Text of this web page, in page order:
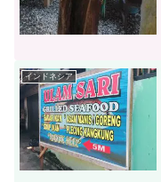
インドネシア